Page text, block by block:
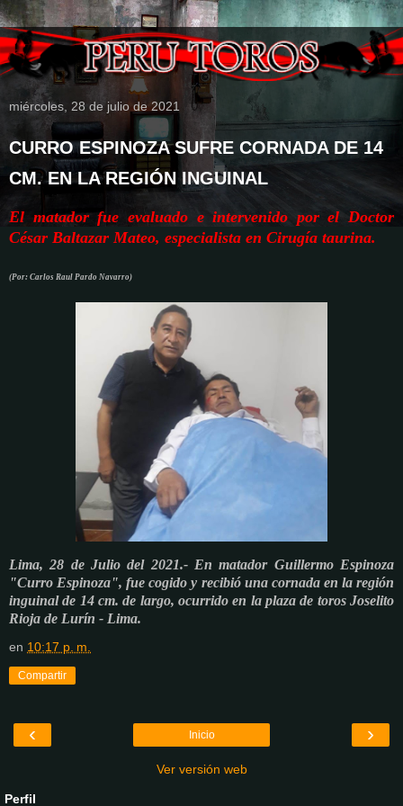
miércoles, 28 de julio de 2021
CURRO ESPINOZA SUFRE CORNADA DE 14
CM. EN LA REGIÓN INGUINAL
El matador fue evaluado e intervenido por el Doctor
César Baltazar Mateo, especialista en Cirugía taurina.
(Por: Carlos Raul Pardo Navarro)
Lima, 28 de Julio del 2021.- En matador Guillermo Espinoza
"Curro Espinoza", fue cogido y recibió una cornada en la región
inguinalde 14 cm. de largo, ocurrido en laplaza de toros Joselito
Rioja de Lurín - Lima.
en 10:17 p. m.
Compartir
‹ ›
Inicio
Ver versión web
Perfil